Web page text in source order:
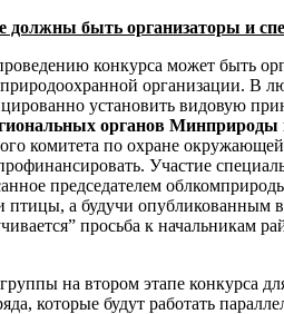
должны быть организаторы и
конкурса может быть
природоохранной организации. В
установить видовую
органов Минприроды
комитета по охране
Участие
председателем
птицы, а будучи опубликованным
просьба к начальникам
на втором этапе конкурса
которые будут работать